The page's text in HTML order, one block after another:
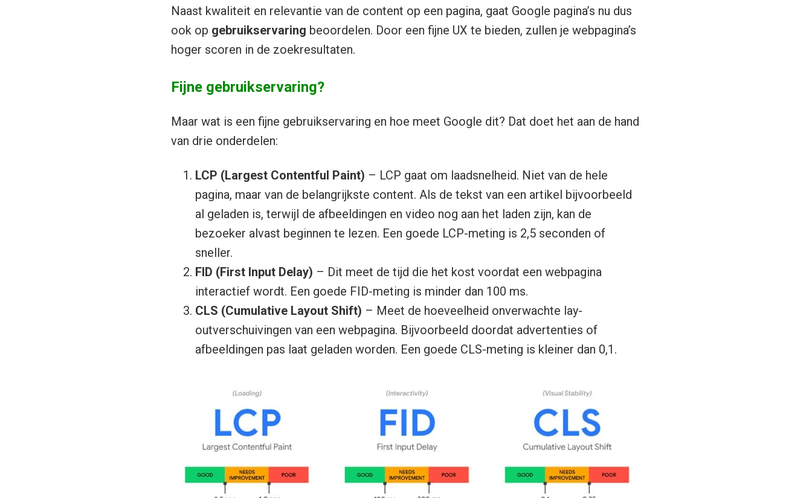
Naast kwaliteit en relevantie van de content op een pagina, gaat Google pagina’s nu dus
ook op gebruikservaring beoordelen. Door een fijne UX te bieden, zullen je webpagina’s
hoger scoren in de zoekresultaten.
Fijne gebruikservaring?
Maar wat is een fijne gebruikservaring en hoe meet Google dit? Dat doet het aan de hand
van drie onderdelen:
LCP (Largest Contentful Paint) – LCP gaat om laadsnelheid. Niet van de hele
pagina, maar van de belangrijkste content. Als de tekst van een artikel bijvoorbeeld
al geladen is, terwijl de afbeeldingen en video nog aan het laden zijn, kan de
bezoeker alvast beginnen te lezen. Een goede LCP-meting is 2,5 seconden of
sneller.
FID (First Input Delay) – Dit meet de tijd die het kost voordat een webpagina
interactief wordt. Een goede FID-meting is minder dan 100 ms.
CLS (Cumulative Layout Shift) – Meet de hoeveelheid onverwachte lay-
outverschuivingen van een webpagina. Bijvoorbeeld doordat advertenties of
afbeeldingen pas laat geladen worden. Een goede CLS-meting is kleiner dan 0,1.